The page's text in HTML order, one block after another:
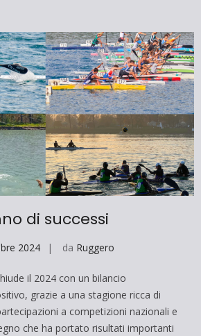
di successi
2024 da Ruggero
il 2024 con un bilancio
grazie a una stagione ricca di
a competizioni nazionali e
che ha portato risultati importanti